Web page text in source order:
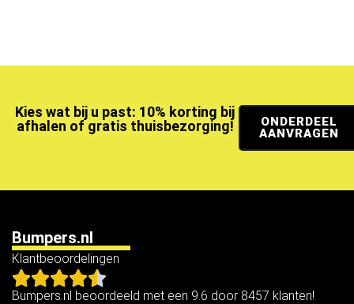
Kies wat bij u past: 10% korting bij
afhalen of gratis thuisbezorging!
ONDERDEEL
AANVRAGEN
Bumpers.nl
Klantbeoordelingen
Bumpers.nl beoordeeld met een 9.6 door 8457 klanten!